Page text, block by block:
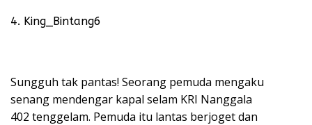
4. King_Bintang6
Sungguh tak pantas! Seorang pemuda mengaku
senang mendengar kapal selam KRI Nanggala
402 tenggelam. Pemuda itu lantas berjoget dan